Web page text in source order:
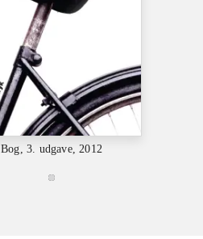
Bog, 3. udgave, 2012